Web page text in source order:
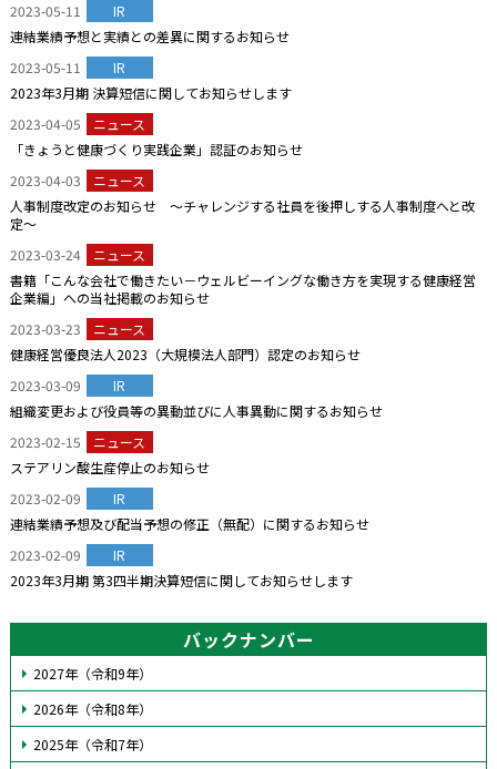
2023-05-11
IR
連結業績予想と実績との差異に関するお知らせ
2023-05-11
IR
2023年3月期 決算短信に関してお知らせします
2023-04-05
ニュース
「きょうと健康づくり実践企業」認証のお知らせ
2023-04-03
ニュース
人事制度改定のお知らせ ～チャレンジする社員を後押しする人事制度へと改
定～
2023-03-24
ニュース
書籍「こんな会社で働きたい－ウェルビーイングな働き方を実現する健康経営
企業編」への当社掲載のお知らせ
2023-03-23
ニュース
健康経営優良法人2023（大規模法人部門）認定のお知らせ
2023-03-09
IR
組織変更および役員等の異動並びに人事異動に関するお知らせ
2023-02-15
ニュース
ステアリン酸生産停止のお知らせ
2023-02-09
IR
連結業績予想及び配当予想の修正（無配）に関するお知らせ
2023-02-09
IR
2023年3月期 第3四半期決算短信に関してお知らせします
バックナンバー
2027年（令和9年）
2026年（令和8年）
2025年（令和7年）